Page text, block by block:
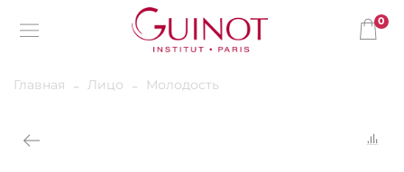
0
Главная Лицо Молодость